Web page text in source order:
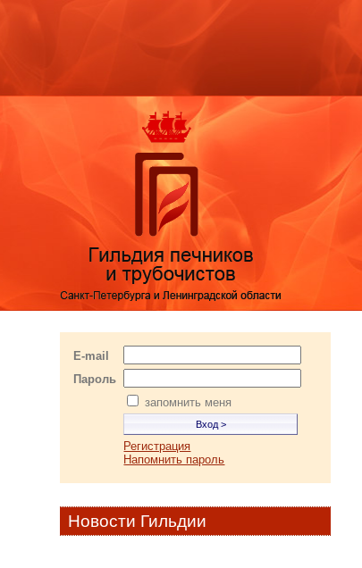
E-mail
Пароль
запомнить меня
Регистрация
Напомнить пароль
Новости Гильдии